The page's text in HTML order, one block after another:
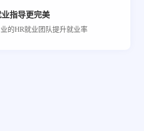
业指导更完美
的HR就业团队提升就业率